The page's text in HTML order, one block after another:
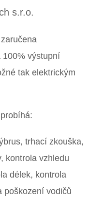
s.r.o.
100% výstupní
tak elektrickým
trhací zkouška,
kontrola vzhledu
délek, kontrola
poškození vodičů